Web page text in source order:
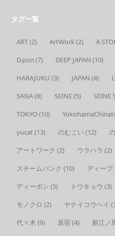
タグ一覧
ART(2) ArtWork(2) A
D.pon (7) DEEP JAPAN (10)
HARAJUKU (3) JAPAN (4)
SANA(8) SEINE(5) SEINE
TOKYO(10)
yucat(13) のむこい (12)
アートワーク (2) ウラハラ (2)
スチームパンク (10) ディープ
ディーポン (5) トウキョウ (3)
モノクロ (2) ヤナイコウヘイ
代々木 (9) 原宿 (4) 新江ノ